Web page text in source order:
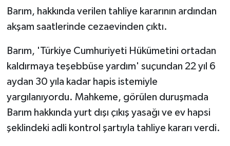
Barım, hakkında verilen tahliye kararının ardından
akşam saatlerinde cezaevinden çıktı.
Barım, 'Türkiye Cumhuriyeti Hükümetini ortadan
kaldırmaya teşebbüse yardım' suçundan 22 yıl 6
aydan 30 yıla kadar hapis istemiyle
yargılanıyordu. Mahkeme, görülen duruşmada
Barım hakkında yurt dışı çıkış yasağı ve ev hapsi
şeklindeki adli kontrol şartıyla tahliye kararı verdi.